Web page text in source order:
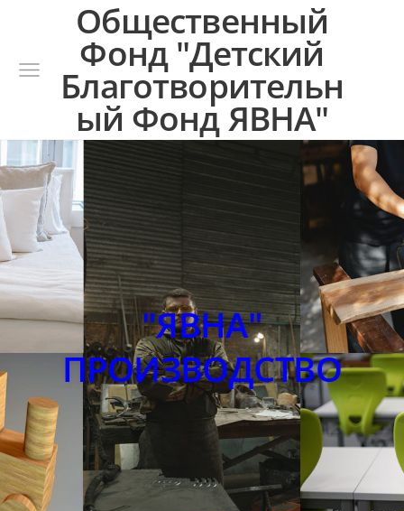
Общественный
Фонд "Детский
Благотворительн
ый Фонд ЯВНА"
"ЯВНА"
ПРОИЗВОДСТВО